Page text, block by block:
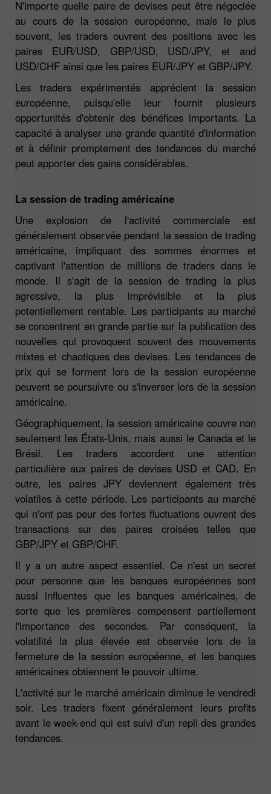
N'importe quelle paire de devises peut être négociée
au cours de la session européenne, mais le plus
souvent, les traders ouvrent des positions avec les
paires EUR/USD, GBP/USD, USD/JPY, et and
USD/CHF ainsi que les paires EUR/JPY et GBP/JPY.
Les traders expérimentés apprécient la session
européenne, puisqu'elle leur fournit plusieurs
opportunités d'obtenir des bénéfices importants. La
capacité à analyser une grande quantité d'information
et à définir promptement des tendances du marché
peut apporter des gains considérables.
La session de trading américaine
Une explosion de l'activité commerciale est
généralement observée pendant la session de trading
américaine, impliquant des sommes énormes et
captivant l'attention de millions de traders dans le
monde. Il s'agit de la session de trading la plus
agressive, la plus imprévisible et la plus
potentiellement rentable. Les participants au marché
se concentrent en grande partie sur la publication des
nouvelles qui provoquent souvent des mouvements
mixtes et chaotiques des devises. Les tendances de
prix qui se forment lors de la session européenne
peuvent se poursuivre ou s'inverser lors de la session
américaine.
Géographiquement, la session américaine couvre non
seulement les États-Unis, mais aussi le Canada et le
Brésil. Les traders accordent une attention
particulière aux paires de devises USD et CAD. En
outre, les paires JPY deviennent également très
volatiles à cette période. Les participants au marché
qui n'ont pas peur des fortes fluctuations ouvrent des
transactions sur des paires croisées telles que
GBP/JPY et GBP/CHF.
Il y a un autre aspect essentiel. Ce n'est un secret
pour personne que les banques européennes sont
aussi influentes que les banques américaines, de
sorte que les premières compensent partiellement
l'importance des secondes. Par conséquent, la
volatilité la plus élevée est observée lors de la
fermeture de la session européenne, et les banques
américaines obtiennent le pouvoir ultime.
L'activité sur le marché américain diminue le vendredi
soir. Les traders fixent généralement leurs profits
avant le week-end qui est suivi d'un repli des grandes
tendances.